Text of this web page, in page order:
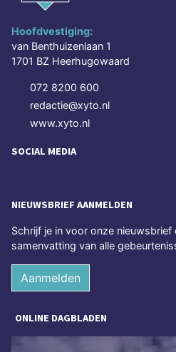
Hoofdvestiging:
van Benthuizenlaan 1
1701 BZ Heerhugowaard
072 8200 600
redactie@xyto.nl
www.xyto.nl
SOCIAL MEDIA
NIEUWSBRIEF AANMELDEN
Schrijf je in voor onze nieuwsbrief
samenvatting van alle
Aanmelden
ONLINE DAGBLADEN